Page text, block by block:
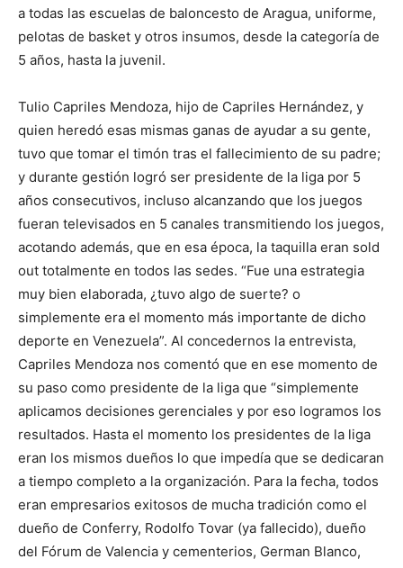
a todas las escuelas de baloncesto de Aragua, uniforme,
pelotas de basket y otros insumos, desde la categoría de
5 años, hasta la juvenil.
Tulio Capriles Mendoza, hijo de Capriles Hernández, y
quien heredó esas mismas ganas de ayudar a su gente,
tuvo que tomar el timón tras el fallecimiento de su padre;
y durante gestión logró ser presidente de la liga por 5
años consecutivos, incluso alcanzando que los juegos
fueran televisados en 5 canales transmitiendo los juegos,
acotando además, que en esa época, la taquilla eran sold
out totalmente en todos las sedes. “Fue una estrategia
muy bien elaborada, ¿tuvo algo de suerte? o
simplemente era el momento más importante de dicho
deporte en Venezuela”. Al concedernos la entrevista,
Capriles Mendoza nos comentó que en ese momento de
su paso como presidente de la liga que “simplemente
aplicamos decisiones gerenciales y por eso logramos los
resultados. Hasta el momento los presidentes de la liga
eran los mismos dueños lo que impedía que se dedicaran
a tiempo completo a la organización. Para la fecha, todos
eran empresarios exitosos de mucha tradición como el
dueño de Conferry, Rodolfo Tovar (ya fallecido), dueño
del Fórum de Valencia y cementerios, German Blanco,